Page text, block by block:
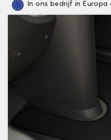
In ons bedrijf in Europa